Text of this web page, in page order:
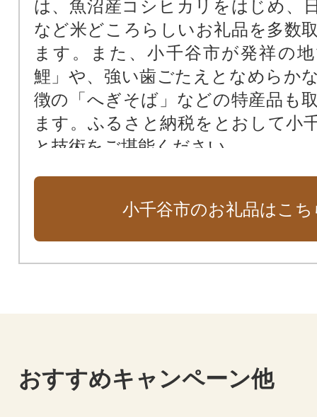
は、魚沼産コシヒカリをはじめ、
など米どころらしいお礼品を多数
ます。また、小千谷市が発祥の
鯉」や、強い歯ごたえとなめらか
徴の「へぎそば」などの特産品も
ます。ふるさと納税をとおして小
と技術をご堪能ください。
小千谷市のお礼品はこち
おすすめキャンペーン他